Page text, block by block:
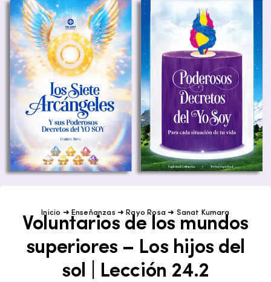
Inicio ➜ Enseñanzas ➜ Rayo Rosa ➜ Sanat Kumara
Voluntarios de los mundos
superiores – Los hijos del
sol | Lección 24.2